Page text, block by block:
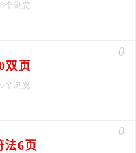
个浏览
0
双页
个浏览
0
法6页